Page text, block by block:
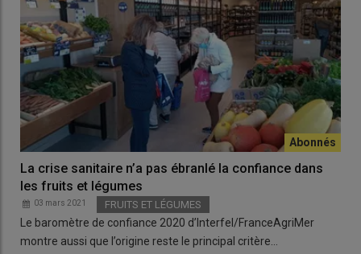
La crise sanitaire n’a pas ébranlé la confiance dans
les fruits et légumes
03 mars 2021 FRUITS ET LÉGUMES
Le baromètre de confiance 2020 d’Interfel/FranceAgriMer
montre aussi que l’origine reste le principal critère…